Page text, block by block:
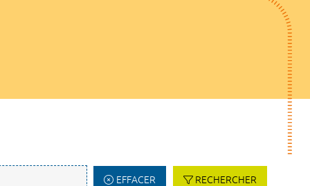
EFFACER RECHERCHER